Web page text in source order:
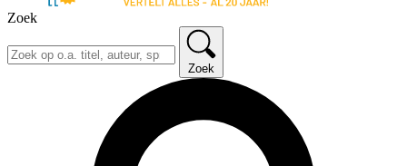
Zoek
Zoek